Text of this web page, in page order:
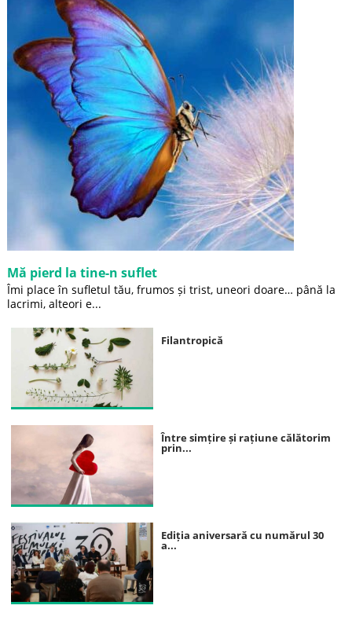
Mă pierd la tine-n suflet
Îmi place în sufletul tău, frumos și trist, uneori doare… până la
lacrimi, alteori e...
Filantropică
Între simțire și rațiune călătorim
prin...
Ediția aniversară cu numărul 30
a...